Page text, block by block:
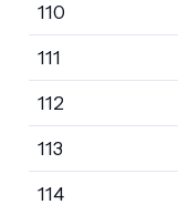
110
111
112
113
114